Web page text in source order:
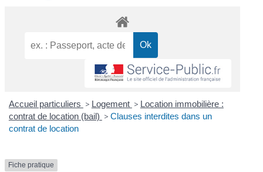
Accueil particuliers > Logement > Location immobilière :
contrat de location (bail) > Clauses interdites dans un
contrat de location
Fiche pratique